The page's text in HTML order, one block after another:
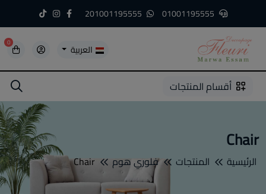
العربية 0
1
2
3
4
5
5 أقسام المنتجات
Chair
الرئيسية المنتجات فلوري هوم Chair